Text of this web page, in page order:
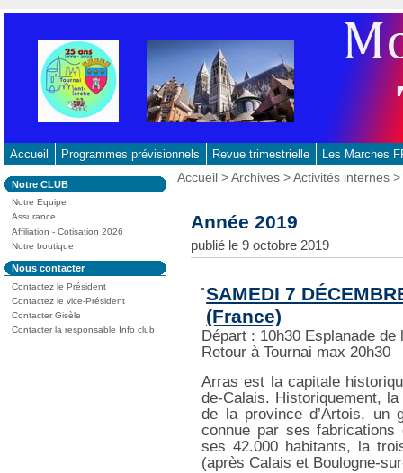
contenu
principal
-
Aller
à
la
recherche
Accueil Programmes prévisionnels Revue trimestrielle Les Marches
Dans
la
rubrique
:
Notre CLUB
Notre Equipe
Assurance
Affiliation - Cotisation 2026
Notre boutique
Dans
la
rubrique
:
Nous contacter
Contactez le Président
Contactez le vice-Président
Contacter Gisèle
Contacter la responsable Info club
Vous
Accueil >Archives >Activités internes
Année 2019
publié le 9 octobre 2019
SAMEDI 7
(France)
Départ : 10h30 Esplanade de
Retour à Tournai max 20h30
Arras est la capitale
de-Calais. Historiquement,
de la province d’Artois, un
connue par ses fabrications
ses 42.000 habitants, la
(après Calais et Boulogne-